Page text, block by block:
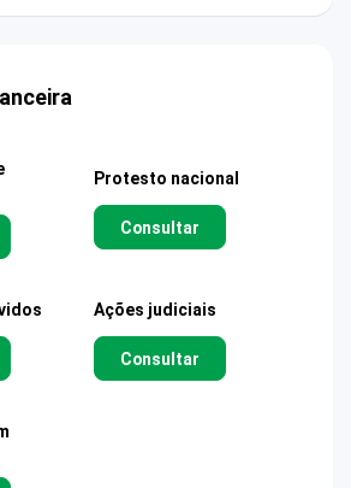
Protesto nacional
Consultar
Ações judiciais
Consultar